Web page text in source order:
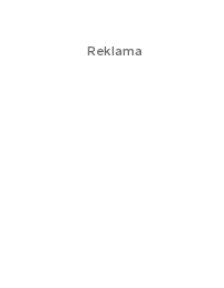
Reklama